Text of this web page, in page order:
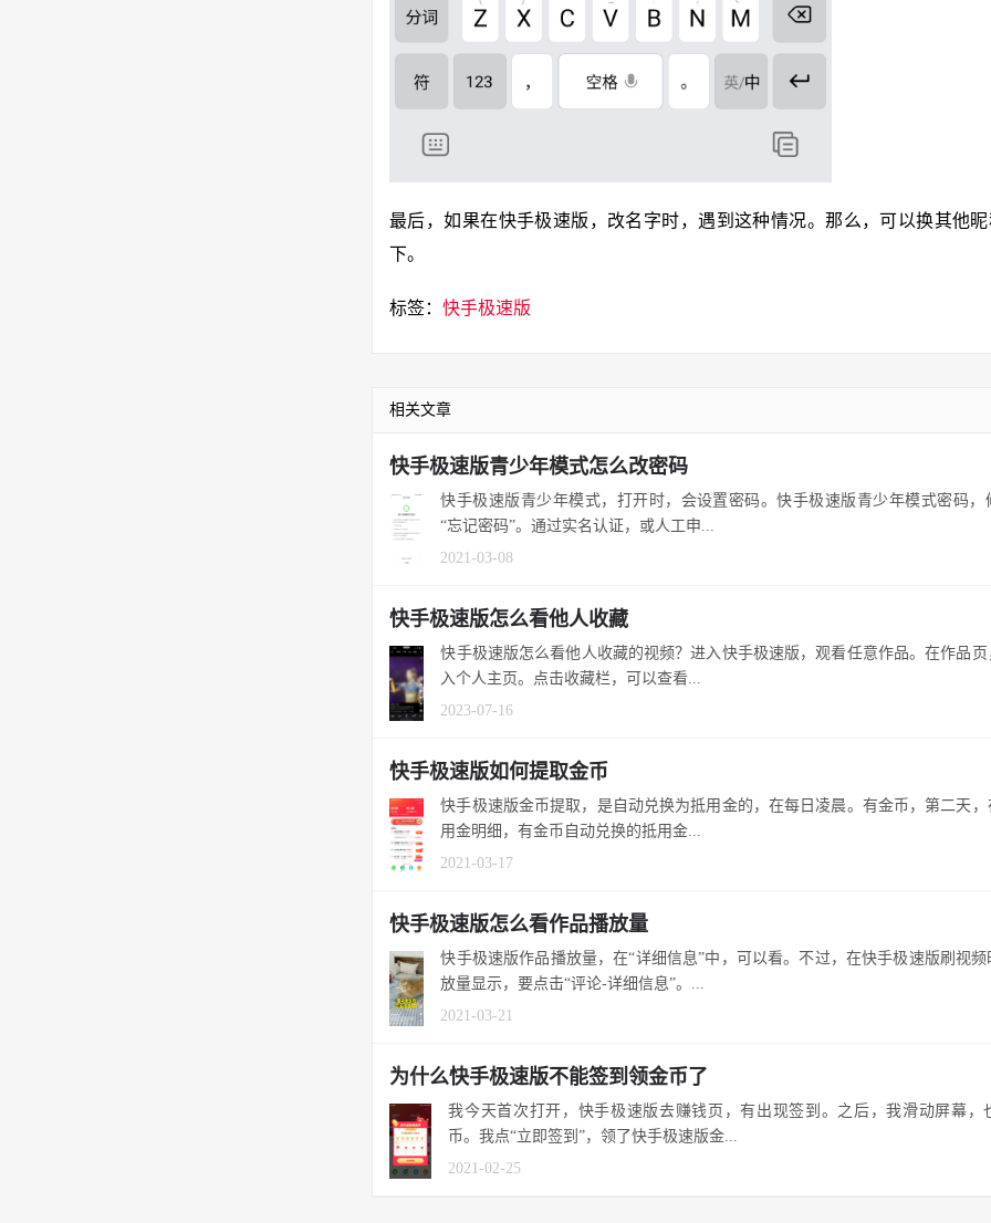
最后，如果在快手极速版，改名字时，遇到这种情况。那么，可以换其他
下。
标签： 快手极速版
相关文章
快手极速版青少年模式怎么改密码
快手极速版青少年模式，打开时，会设置密码。快手极速版青少年模式密码，
“忘记密码”。通过实名认证，或人工申...
2021-03-08
快手极速版怎么看他人收藏
快手极速版怎么看他人收藏的视频？进入快手极速版，观看任意作品。在作品
入个人主页。点击收藏栏，可以查看...
2023-07-16
快手极速版如何提取金币
快手极速版金币提取，是自动兑换为抵用金的，在每日凌晨。有金币，第二天
用金明细，有金币自动兑换的抵用金...
2021-03-17
快手极速版怎么看作品播放量
快手极速版作品播放量，在“详细信息”中，可以看。不过，在快手极速版刷视
放量显示，要点击“评论-详细信息”。...
2021-03-21
为什么快手极速版不能签到领金币了
我今天首次打开，快手极速版去赚钱页，有出现签到。之后，我滑动屏幕，
币。我点“立即签到”，领了快手极速版金...
2021-02-25